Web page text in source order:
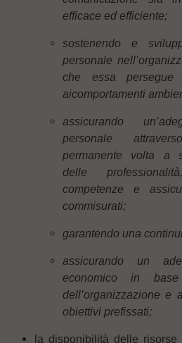
efficace ed efficiente;
sostenendo e
personale
che essa persegue
aicomportamenti
assicurando
personale
permanente volta a
delle
competenze e
commisurati;
garantendo una
assicurando un
economico in
dell’organizzazione e
obiettivi prefissati;
la disponibilità delle